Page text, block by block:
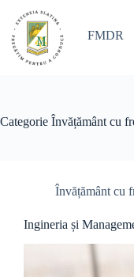
conținut
FMDR
Categorie Învățământ cu
Învățământ cu
Ingineria și